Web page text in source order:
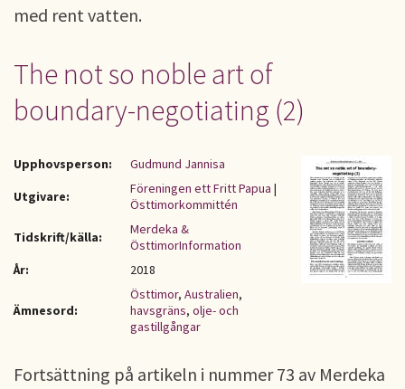
med rent vatten.
The not so noble art of
boundary-negotiating (2)
Upphovsperson:
Gudmund Jannisa
Utgivare:
Föreningen ett Fritt Papua |
Östtimorkommittén
Tidskrift/källa:
Merdeka &
ÖsttimorInformation
År:
2018
Ämnesord:
Östtimor, Australien,
havsgräns, olje- och
gastillgångar
Fortsättning på artikeln i nummer 73 av Merdeka